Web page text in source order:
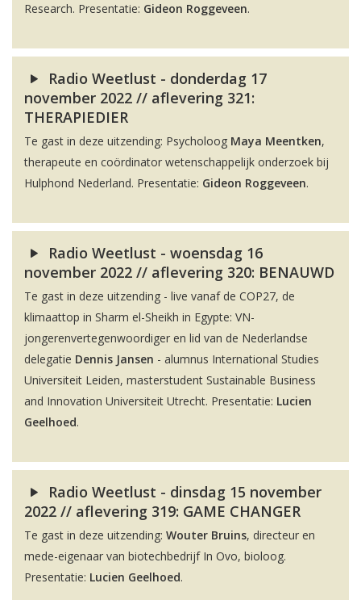
Research. Presentatie: Gideon Roggeveen.
Radio Weetlust - donderdag 17
november 2022 // aflevering 321:
THERAPIEDIER
Te gast in deze uitzending: Psycholoog Maya Meentken,
therapeute en coördinator wetenschappelijk onderzoek bij
Hulphond Nederland. Presentatie: Gideon Roggeveen.
Radio Weetlust - woensdag 16
november 2022 // aflevering 320: BENAUWD
Te gast in deze uitzending - live vanaf de COP27, de
klimaattop in Sharm el-Sheikh in Egypte: VN-
jongerenvertegenwoordiger en lid van de Nederlandse
delegatie Dennis Jansen - alumnus International Studies
Universiteit Leiden, masterstudent Sustainable Business
and Innovation Universiteit Utrecht. Presentatie: Lucien
Geelhoed.
Radio Weetlust - dinsdag 15 november
2022 // aflevering 319: GAME CHANGER
Te gast in deze uitzending: Wouter Bruins, directeur en
mede-eigenaar van biotechbedrijf In Ovo, bioloog.
Presentatie: Lucien Geelhoed.